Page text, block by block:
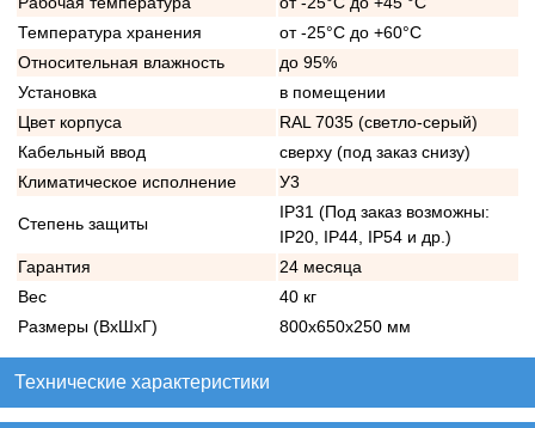
Температура хранения
от -25°C до +60°C
Относительная влажность
до 95%
Установка
в помещении
Цвет корпуса
RAL 7035 (светло-серый)
Кабельный ввод
сверху (под заказ снизу)
Климатическое исполнение
У3
Степень защиты
IP31 (Под заказ возможны:
IP20, IP44, IP54 и др.)
Гарантия
24 месяца
Вес
40 кг
Размеры (ВхШхГ)
800х650х250 мм
Технические характеристики